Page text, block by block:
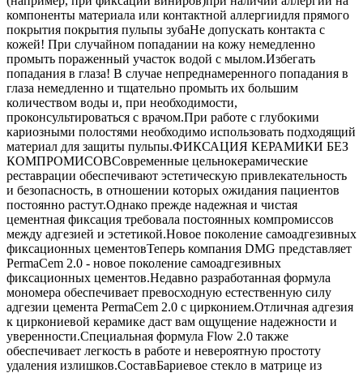
компоненты материала или контактной аллергиидля прямого
покрытия покрытия пульпы зубаНе допускать контакта с
кожей! При случайном попадании на кожу немедленно
промыть пораженный участок водой с мылом.Избегать
попадания в глаза! В случае непреднамеренного попадания в
глаза немедленно и тщательно промыть их большим
количеством воды и, при необходимости,
проконсультироваться с врачом.При работе с глубокими
кариозными полостями необходимо использовать подходящий
материал для защиты пульпы.ФИКСАЦИЯ КЕРАМИКИ БЕЗ
КОМПРОМИСОВСовременные цельнокерамические
реставрации обеспечивают эстетическую привлекательность
и безопасность, в отношении которых ожидания пациентов
постоянно растут.Однако прежде надежная и чистая
цементная фиксация требовала постоянных компромиссов
между адгезией и эстетикой.Новое поколение самоадгезивных
фиксационных цементовТеперь компания DMG представляет
PermaCem 2.0 - новое поколение самоадгезивных
фиксационных цементов.Недавно разработанная формула
мономера обеспечивает превосходную естественную силу
адгезии цемента PermaCem 2.0 с цирконием.Отличная адгезия
к циркониевой керамике даст вам ощущение надежности и
уверенности.Специальная формула Flow 2.0 также
обеспечивает легкость в работе и невероятную простоту
удаления излишков.СоставБариевое стекло в матрице из